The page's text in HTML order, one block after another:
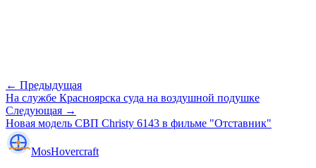
← Предыдущая
На службе Красноярска суда на воздушной подушке
Следующая →
Новая модель СВП Christy 6143 в фильме "Отставник"
MosHovercraft